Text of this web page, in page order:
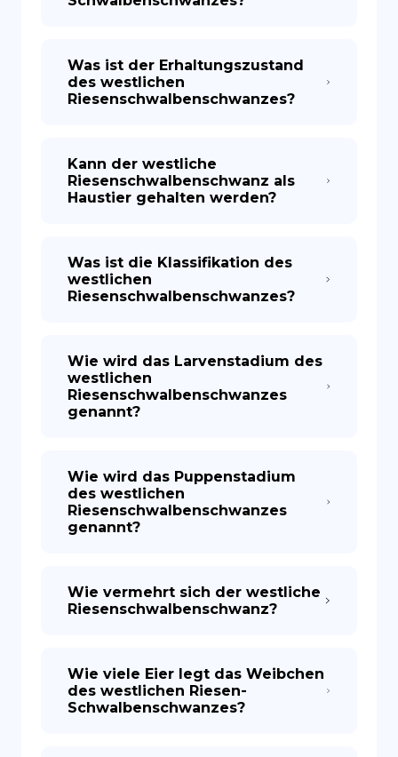
Was ist der Erhaltungszustand
des westlichen
Riesenschwalbenschwanzes?
Kann der westliche
Riesenschwalbenschwanz als
Haustier gehalten werden?
Was ist die Klassifikation des
westlichen
Riesenschwalbenschwanzes?
Wie wird das Larvenstadium des
westlichen
Riesenschwalbenschwanzes
genannt?
Wie wird das Puppenstadium
des westlichen
Riesenschwalbenschwanzes
genannt?
Wie vermehrt sich der westliche
Riesenschwalbenschwanz?
Wie viele Eier legt das Weibchen
des westlichen Riesen-
Schwalbenschwanzes?